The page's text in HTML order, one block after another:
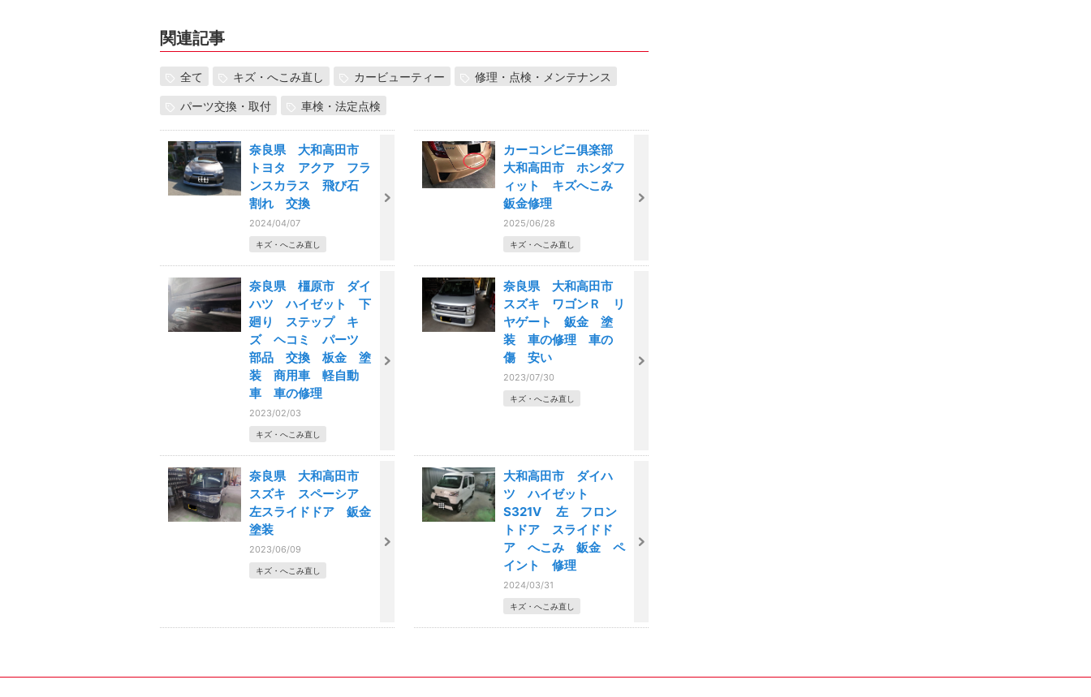
関連記事
全て キズ・へこみ直し カービューティー 修理・点検・メンテナンス
パーツ交換・取付 車検・法定点検
奈良県 大和高田市
トヨタ アクア フラ
ンスカラス 飛び石
割れ 交換
2024/04/07
キズ・へこみ直し
カーコンビニ俱楽部
大和高田市 ホンダフ
ィット キズへこみ
鈑金修理
2025/06/28
キズ・へこみ直し
奈良県 橿原市 ダイ
ハツ ハイゼット 下
廻り ステップ キ
ズ ヘコミ パーツ
部品 交換 板金 塗
装 商用車 軽自動
車 車の修理
2023/02/03
キズ・へこみ直し
奈良県 大和高田市
スズキ ワゴンＲ リ
ヤゲート 鈑金 塗
装 車の修理 車の
傷 安い
2023/07/30
キズ・へこみ直し
奈良県 大和高田市
スズキ スペーシア
左スライドドア 鈑金
塗装
2023/06/09
キズ・へこみ直し
大和高田市 ダイハ
ツ ハイゼット
S321V 左 フロン
トドア スライドド
ア へこみ 鈑金 ペ
イント 修理
2024/03/31
キズ・へこみ直し